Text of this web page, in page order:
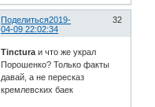
Поделиться 32
2019-
04-09 22:02:34
Tincturaи что же украл
Порошенко? Только факты
давай, а не пересказ
кремлевских баек